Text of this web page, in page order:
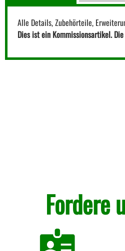
Alle Details, Zubehörteile,
Dies ist ein Kommissionsartikel.
Fordere